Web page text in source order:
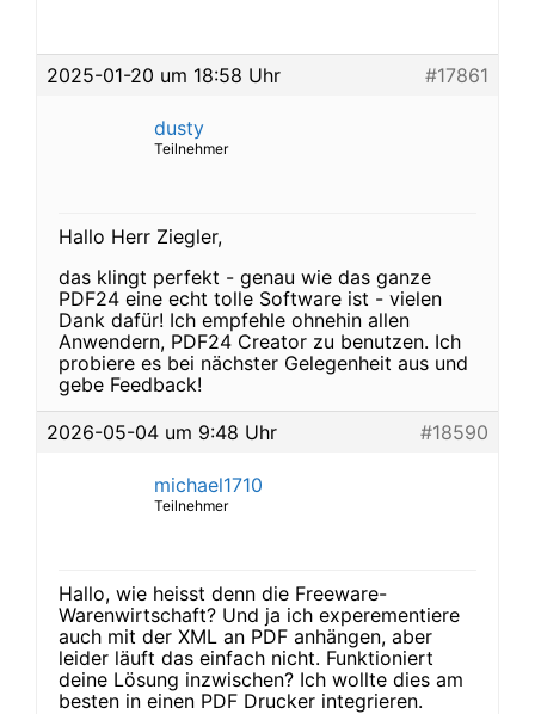
2025-01-20 um 18:58 Uhr #17861
dusty
Teilnehmer
Hallo Herr Ziegler,
das klingt perfekt - genau wie das ganze
PDF24 eine echt tolle Software ist - vielen
Dank dafür! Ich empfehle ohnehin allen
Anwendern, PDF24 Creator zu benutzen. Ich
probiere es bei nächster Gelegenheit aus und
gebe Feedback!
2026-05-04 um 9:48 Uhr
#18590
michael1710
Teilnehmer
Hallo, wie heisst denn die Freeware-
Warenwirtschaft? Und ja ich experementiere
auch mit der XML an PDF anhängen, aber
leider läuft das einfach nicht. Funktioniert
deine Lösung inzwischen? Ich wollte dies am
besten in einen PDF Drucker integrieren.